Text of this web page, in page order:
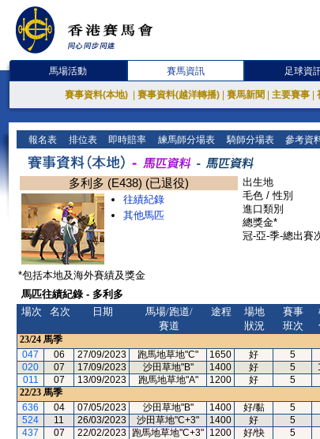
馬場活動 賽馬資訊 足球資
賽事資料(本地) 賽事資料(越洋轉播) 賽馬新聞 主要賽事
報名表 排位表 即時賠率 練馬師分場表 騎師分場表 參考資
多利多 (E438) (已退役)
往績紀錄
其他馬匹
出生地
毛色 / 性別
進口類別
總獎金*
冠-亞-季-總出賽
*包括本地及海外賽績及獎金
馬匹往績紀錄 - 多利多
場次
名次 日期
馬場/跑道/
賽道
途程
場地
狀況
賽事
班次
23/24 馬季
047
06 27/09/2023 跑馬地草地"C" 1650 好 5
020
07 17/09/2023 沙田草地"B" 1400 好 5
011
07 13/09/2023 跑馬地草地"A" 1200 好 5
22/23 馬季
636
04 07/05/2023 沙田草地"B" 1400 好/黏 5
524
11 26/03/2023 沙田草地"C+3" 1400 好 5
437
07 22/02/2023 跑馬地草地"C+3" 1200 好/快 5